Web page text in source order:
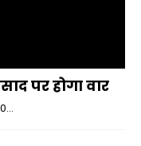
पर होगा वार